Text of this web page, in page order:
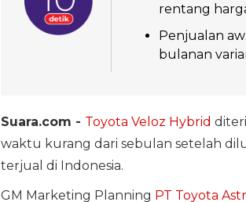
rentang
Penjualan
bulanan
Suara.com - Toyota Veloz Hybrid
waktu kurang dari sebulan setelah
terjual di Indonesia.
GM Marketing Planning PT Toyota